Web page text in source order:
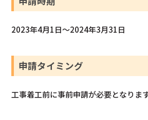
2023年4月1日～2024年3月31日
申請タイミング
工事着工前に事前申請が必要となります